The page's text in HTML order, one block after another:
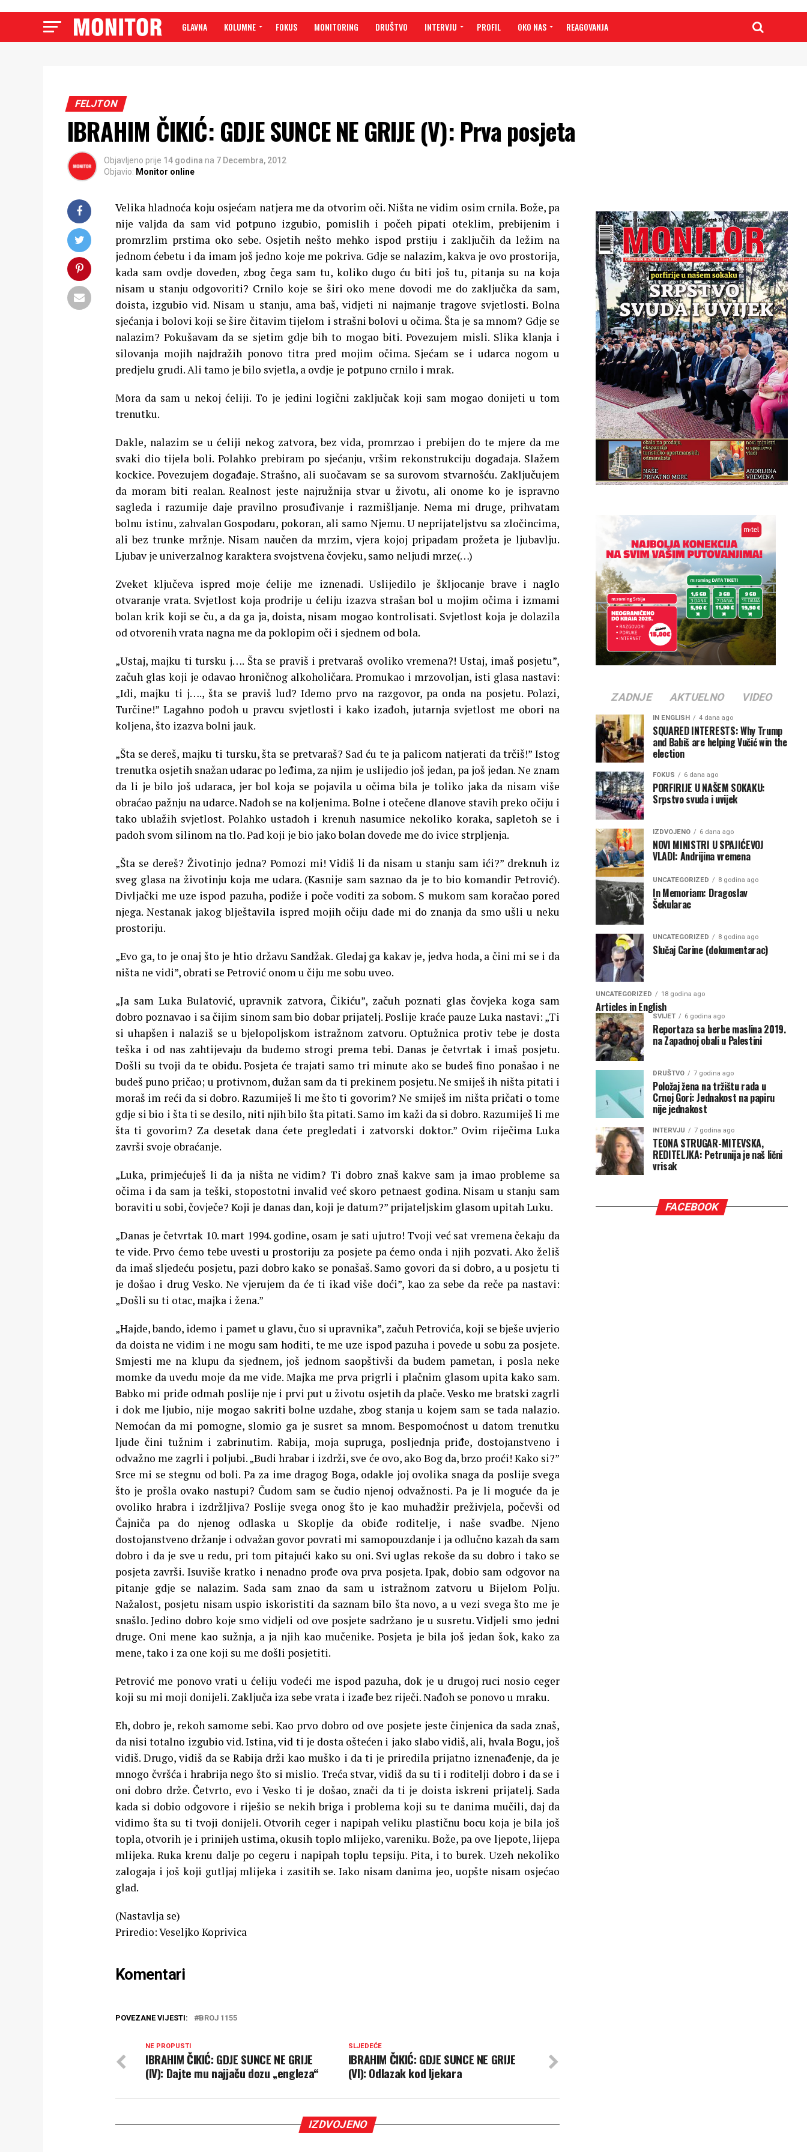
GLAVNA KOLUMNE FOKUS MONITORING DRUŠTVO INTERVJU PROFIL OKO NAS REAGOVANJA
FELJTON
IBRAHIM ČIKIĆ: GDJE SUNCE NE GRIJE (V): Prva posjeta
Objavljeno prije 14 godina na 7 Decembra, 2012
Objavio: Monitor online
Velika hladnoća koju osjećam natjera me da otvorim oči. Ništa ne vidim osim crnila. Bože, pa
nije valjda da sam vid potpuno izgubio, pomislih i počeh pipati oteklim, prebijenim i
promrzlim prstima oko sebe. Osjetih nešto mehko ispod prstiju i zaključih da ležim na
jednom ćebetu i da imam još jedno koje me pokriva. Gdje se nalazim, kakva je ovo prostorija,
kada sam ovdje doveden, zbog čega sam tu, koliko dugo ću biti još tu, pitanja su na koja
nisam u stanju odgovoriti? Crnilo koje se širi oko mene dovodi me do zaključka da sam,
doista, izgubio vid. Nisam u stanju, ama baš, vidjeti ni najmanje tragove svjetlosti. Bolna
sjećanja i bolovi koji se šire čitavim tijelom i strašni bolovi u očima. Šta je sa mnom? Gdje se
nalazim? Pokušavam da se sjetim gdje bih to mogao biti. Povezujem misli. Slika klanja i
silovanja mojih najdražih ponovo titra pred mojim očima. Sjećam se i udarca nogom u
predjelu grudi. Ali tamo je bilo svjetla, a ovdje je potpuno crnilo i mrak.
Mora da sam u nekoj ćeliji. To je jedini logični zaključak koji sam mogao donijeti u tom
trenutku.
Dakle, nalazim se u ćeliji nekog zatvora, bez vida, promrzao i prebijen do te mjere da me
svaki dio tijela boli. Polahko prebiram po sjećanju, vršim rekonstrukciju događaja. Slažem
kockice. Povezujem događaje. Strašno, ali suočavam se sa surovom stvarnošću. Zaključujem
da moram biti realan. Realnost jeste najružnija stvar u životu, ali onome ko je ispravno
sagleda i razumije daje pravilno prosuđivanje i razmišljanje. Nema mi druge, prihvatam
bolnu istinu, zahvalan Gospodaru, pokoran, ali samo Njemu. U neprijateljstvu sa zločincima,
ali bez trunke mržnje. Nisam naučen da mrzim, vjera kojoj pripadam prožeta je ljubavlju.
Ljubav je univerzalnog karaktera svojstvena čovjeku, samo neljudi mrze(…)
Zveket ključeva ispred moje ćelije me iznenadi. Uslijedilo je škljocanje brave i naglo
otvaranje vrata. Svjetlost koja prodrije u ćeliju izazva strašan bol u mojim očima i izmami
bolan krik koji se ču, a da ga ja, doista, nisam mogao kontrolisati. Svjetlost koja je dolazila
od otvorenih vrata nagna me da poklopim oči i sjednem od bola.
„Ustaj, majku ti tursku j…. Šta se praviš i pretvaraš ovoliko vremena?! Ustaj, imaš posjetu”,
začuh glas koji je odavao hroničnog alkoholičara. Promukao i mrzovoljan, isti glasa nastavi:
„Idi, majku ti j…., šta se praviš lud? Idemo prvo na razgovor, pa onda na posjetu. Polazi,
Turčine!” Lagahno pođoh u pravcu svjetlosti i kako izađoh, jutarnja svjetlost me obori na
koljena, što izazva bolni jauk.
„Šta se dereš, majku ti tursku, šta se pretvaraš? Sad ću te ja palicom natjerati da trčiš!” Istog
trenutka osjetih snažan udarac po leđima, za njim je uslijedio još jedan, pa još jedan. Ne znam
da li je bilo još udaraca, jer bol koja se pojavila u očima bila je toliko jaka da nisam više
obraćao pažnju na udarce. Nađoh se na koljenima. Bolne i otečene dlanove stavih preko očiju i
tako ublažih svjetlost. Polahko ustadoh i krenuh nasumice nekoliko koraka, sapletoh se i
padoh svom silinom na tlo. Pad koji je bio jako bolan dovede me do ivice strpljenja.
„Šta se dereš? Životinjo jedna? Pomozi mi! Vidiš li da nisam u stanju sam ići?” dreknuh iz
sveg glasa na životinju koja me udara. (Kasnije sam saznao da je to bio komandir Petrović).
Divljački me uze ispod pazuha, podiže i poče voditi za sobom. S mukom sam koračao pored
njega. Nestanak jakog blještavila ispred mojih očiju dade mi do znanja da smo ušli u neku
prostoriju.
„Evo ga, to je onaj što je htio državu Sandžak. Gledaj ga kakav je, jedva hoda, a čini mi se i da
ništa ne vidi”, obrati se Petrović onom u čiju me sobu uveo.
„Ja sam Luka Bulatović, upravnik zatvora, Čikiću”, začuh poznati glas čovjeka koga sam
dobro poznavao i sa čijim sinom sam bio dobar prijatelj. Poslije kraće pauze Luka nastavi: „Ti
si uhapšen i nalaziš se u bjelopoljskom istražnom zatvoru. Optužnica protiv tebe je dosta
teška i od nas zahtijevaju da budemo strogi prema tebi. Danas je četvrtak i imaš posjetu.
Došli su tvoji da te obiđu. Posjeta će trajati samo tri minute ako se budeš fino ponašao i ne
budeš puno pričao; u protivnom, dužan sam da ti prekinem posjetu. Ne smiješ ih ništa pitati i
moraš im reći da si dobro. Razumiješ li me što ti govorim? Ne smiješ im ništa pričati o tome
gdje si bio i šta ti se desilo, niti njih bilo šta pitati. Samo im kaži da si dobro. Razumiješ li me
šta ti govorim? Za desetak dana ćete pregledati i zatvorski doktor.” Ovim riječima Luka
završi svoje obraćanje.
„Luka, primjećuješ li da ja ništa ne vidim? Ti dobro znaš kakve sam ja imao probleme sa
očima i da sam ja teški, stopostotni invalid već skoro petnaest godina. Nisam u stanju sam
boraviti u sobi, čovječe? Koji je danas dan, koji je datum?” prijateljskim glasom upitah Luku.
„Danas je četvrtak 10. mart 1994. godine, osam je sati ujutro! Tvoji već sat vremena čekaju da
te vide. Prvo ćemo tebe uvesti u prostoriju za posjete pa ćemo onda i njih pozvati. Ako želiš
da imaš sljedeću posjetu, pazi dobro kako se ponašaš. Samo govori da si dobro, a u posjetu ti
je došao i drug Vesko. Ne vjerujem da će ti ikad više doći”, kao za sebe da reče pa nastavi:
„Došli su ti otac, majka i žena.”
„Hajde, bando, idemo i pamet u glavu, čuo si upravnika”, začuh Petrovića, koji se bješe uvjerio
da doista ne vidim i ne mogu sam hoditi, te me uze ispod pazuha i povede u sobu za posjete.
Smjesti me na klupu da sjednem, još jednom saopštivši da budem pametan, i posla neke
momke da uvedu moje da me vide. Majka me prva prigrli i plačnim glasom upita kako sam.
Babko mi priđe odmah poslije nje i prvi put u životu osjetih da plače. Vesko me bratski zagrli
i dok me ljubio, nije mogao sakriti bolne uzdahe, zbog stanja u kojem sam se tada nalazio.
Nemoćan da mi pomogne, slomio ga je susret sa mnom. Bespomoćnost u datom trenutku
ljude čini tužnim i zabrinutim. Rabija, moja supruga, posljednja priđe, dostojanstveno i
odvažno me zagrli i poljubi. „Budi hrabar i izdrži, sve će ovo, ako Bog da, brzo proći! Kako si?”
Srce mi se stegnu od boli. Pa za ime dragog Boga, odakle joj ovolika snaga da poslije svega
što je prošla ovako nastupi? Čudom sam se čudio njenoj odvažnosti. Pa je li moguće da je
ovoliko hrabra i izdržljiva? Poslije svega onog što je kao muhadžir preživjela, počevši od
Čajniča pa do njenog odlaska u Skoplje da obiđe roditelje, i naše svadbe. Njeno
dostojanstveno držanje i odvažan govor povrati mi samopouzdanje i ja odlučno kazah da sam
dobro i da je sve u redu, pri tom pitajući kako su oni. Svi uglas rekoše da su dobro i tako se
posjeta završi. Isuviše kratko i nenadno prođe ova prva posjeta. Ipak, dobio sam odgovor na
pitanje gdje se nalazim. Sada sam znao da sam u istražnom zatvoru u Bijelom Polju.
Nažalost, posjetu nisam uspio iskoristiti da saznam bilo šta novo, a u vezi svega što me je
snašlo. Jedino dobro koje smo vidjeli od ove posjete sadržano je u susretu. Vidjeli smo jedni
druge. Oni mene kao sužnja, a ja njih kao mučenike. Posjeta je bila još jedan šok, kako za
mene, tako i za one koji su me došli posjetiti.
Petrović me ponovo vrati u ćeliju vodeći me ispod pazuha, dok je u drugoj ruci nosio ceger
koji su mi moji donijeli. Zaključa iza sebe vrata i izađe bez riječi. Nađoh se ponovo u mraku.
Eh, dobro je, rekoh samome sebi. Kao prvo dobro od ove posjete jeste činjenica da sada znaš,
da nisi totalno izgubio vid. Istina, vid ti je dosta oštećen i jako slabo vidiš, ali, hvala Bogu, još
vidiš. Drugo, vidiš da se Rabija drži kao muško i da ti je priredila prijatno iznenađenje, da je
mnogo čvršća i hrabrija nego što si mislio. Treća stvar, vidiš da su ti i roditelji dobro i da se i
oni dobro drže. Četvrto, evo i Vesko ti je došao, znači da ti je doista iskreni prijatelj. Sada
kada si dobio odgovore i riješio se nekih briga i problema koji su te danima mučili, daj da
vidimo šta su ti tvoji donijeli. Otvorih ceger i napipah veliku plastičnu bocu koja je bila još
topla, otvorih je i prinijeh ustima, okusih toplo mlijeko, vareniku. Bože, pa ove ljepote, lijepa
mlijeka. Ruka krenu dalje po cegeru i napipah toplu tepsiju. Pita, i to burek. Uzeh nekoliko
zalogaja i još koji gutljaj mlijeka i zasitih se. Iako nisam danima jeo, uopšte nisam osjećao
glad.
(Nastavlja se)
Priredio: Veseljko Koprivica
Komentari
POVEZANE VIJESTI: BROJ 1155
SLJEDEĆE
IBRAHIM ČIKIĆ: GDJE SUNCE NE GRIJE
(VI): Odlazak kod ljekara
NE PROPUSTI
IBRAHIM ČIKIĆ: GDJE SUNCE NE GRIJE
(IV): Dajte mu najjaču dozu „engleza“
IZDVOJENO
ZADNJE AKTUELNO VIDEO
IN ENGLISH 4 dana ago
SQUARED INTERESTS: Why Trump
and Babiš are helping Vučić win the
election
FOKUS 6 dana ago
PORFIRIJE U NAŠEM SOKAKU:
Srpstvo svuda i uvijek
IZDVOJENO 6 dana ago
NOVI MINISTRI U SPAJIĆEVOJ
VLADI: Andrijina vremena
UNCATEGORIZED 8 godina ago
In Memoriam: Dragoslav
Šekularac
UNCATEGORIZED 8 godina ago
Slučaj Carine (dokumentarac)
UNCATEGORIZED 18 godina ago
Articles in English
SVIJET 6 godina ago
Reportaza sa berbe maslina 2019.
na Zapadnoj obali u Palestini
DRUŠTVO 7 godina ago
Položaj žena na tržištu rada u
Crnoj Gori: Jednakost na papiru
nije jednakost
INTERVJU 7 godina ago
TEONA STRUGAR-MITEVSKA,
REDITELJKA: Petrunija je naš lični
vrisak
FACEBOOK